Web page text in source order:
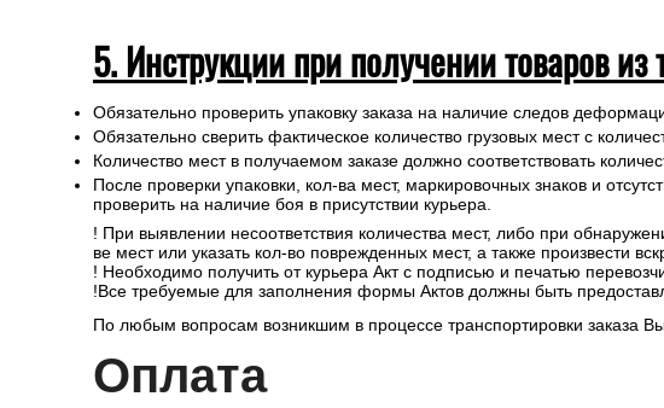
5. Инструкции при получении товаров
Обязательно проверить упаковку заказа на наличие следов
Обязательно сверить фактическое количество грузовых мест с
Количество мест в получаемом заказе должно соответствовать
После проверки упаковки, кол-ва мест, маркировочных знаков и
проверить на наличие боя в присутствии курьера.
! При выявлении несоответствия количества мест, либо при
ве мест или указать кол-во поврежденных мест, а также произвести
! Необходимо получить от курьера Акт с подписью и печатью
!Все требуемые для заполнения формы Актов должны быть
По любым вопросам возникшим в процессе транспортировки заказа
Оплата